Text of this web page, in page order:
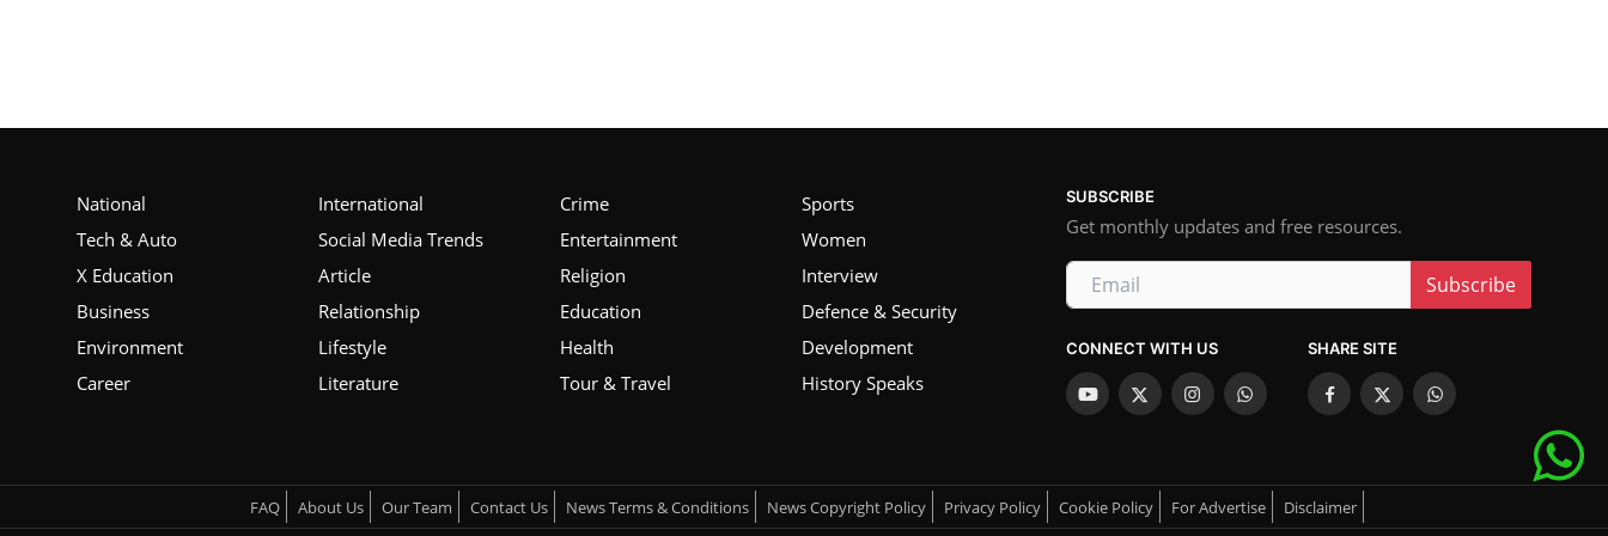
History Speaks
About Us
Contact Us
National International Crime
Sports
Tech & Auto
Social Media Trends Entertainment
Women
X Education
Article Religion
Interview
Business
Relationship Education
Defence & Security
Environment
Lifestyle Health
Development
Career
Literature Tour & Travel History Speaks
SUBSCRIBE
Get monthly updates and free resources.
Subscribe
CONNECT WITH US SHARE SITE
FAQ About Us Our Team Contact Us News Terms & Conditions News Copyright Policy Privacy Policy Cookie Policy For Advertise Disclaimer